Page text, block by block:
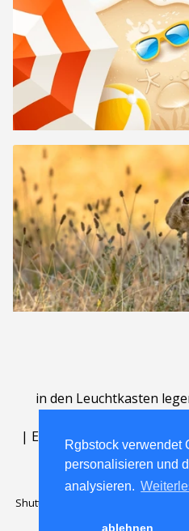
Rgbstock verwendet
personalisieren und
analysieren.
ablehnen
in den Leuchtkasten
| English | Deutsch
Shutterstock official partner of